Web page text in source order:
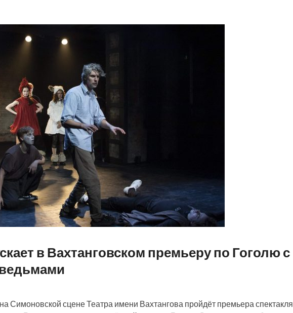
в Вахтанговском премьеру по Гоголю с
Симоновской сцене Театра имени Вахтангова пройдёт премьера спектакля